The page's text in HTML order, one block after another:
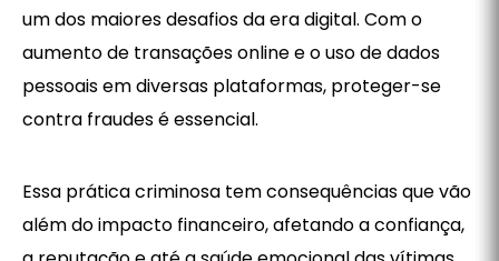
um dos maiores desafios da era digital. Com o
aumento de transações online e o uso de dados
pessoais em diversas plataformas, proteger-se
contra fraudes é essencial.
Essa prática criminosa tem consequências que vão
além do impacto financeiro, afetando a confiança,